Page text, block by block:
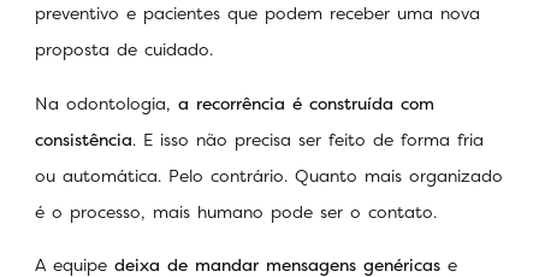
preventivo e pacientes que podem receber uma nova
proposta de cuidado.
Na odontologia, a recorrência é construída com
consistência. E isso não precisa ser feito de forma fria
ou automática. Pelo contrário. Quanto mais organizado
é o processo, mais humano pode ser o contato.
A equipe deixa de mandar mensagens genéricas e